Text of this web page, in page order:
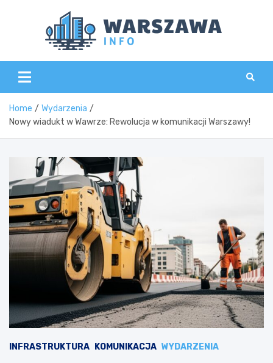
Home
Wydarzenia
Nowy wiadukt w Wawrze: Rewolucja w komunikacji Warszawy!
INFRASTRUKTURA KOMUNIKACJA WYDARZENIA